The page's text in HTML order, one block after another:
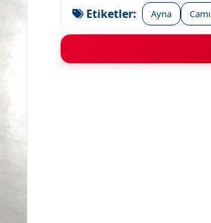
Etiketler: Ayna Camı